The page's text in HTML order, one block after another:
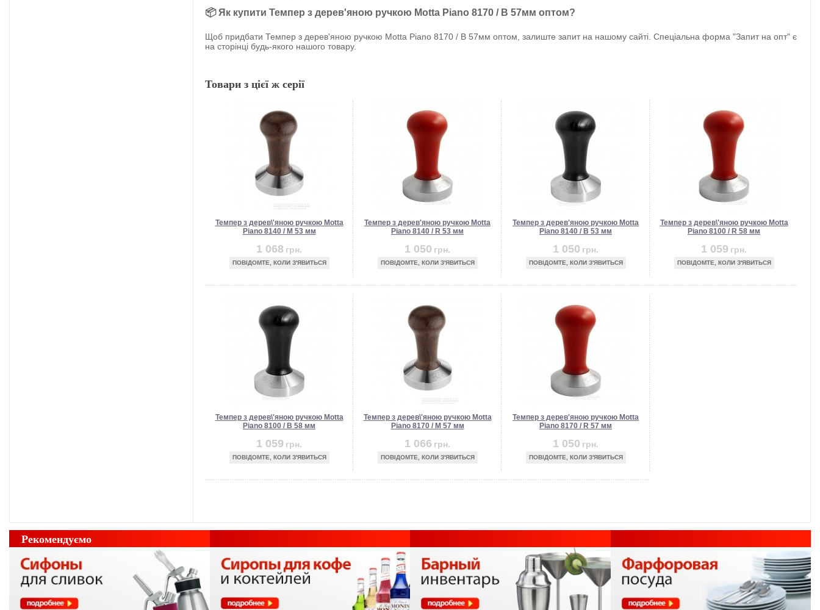
📦 Як купити Темпер з дерев'яною ручкою Motta Piano 8170 / B 57мм оптом?
Щоб придбати Темпер з дерев'яною ручкою Motta Piano 8170 / B 57мм оптом, залиште запит на нашому сайті. Спеціальна форма "Запит на опт" є
на сторінці будь-якого нашого товару.
Товари з цієї ж серії
Темпер з дерев\'яною ручкою Motta
Piano 8140 / M 53 мм
1 068 грн.
ПОВІДОМТЕ, КОЛИ З'ЯВИТЬСЯ
Темпер з дерев'яною ручкою Motta
Piano 8140 / R 53 мм
1 050 грн.
ПОВІДОМТЕ, КОЛИ З'ЯВИТЬСЯ
Темпер з дерев'яною ручкою Motta
Piano 8140 / B 53 мм
1 050 грн.
ПОВІДОМТЕ, КОЛИ З'ЯВИТЬСЯ
Темпер з дерев\'яною ручкою Motta
Piano 8100 / R 58 мм
1 059 грн.
ПОВІДОМТЕ, КОЛИ З'ЯВИТЬСЯ
Темпер з дерев\'яною ручкою Motta
Piano 8100 / B 58 мм
1 059 грн.
ПОВІДОМТЕ, КОЛИ З'ЯВИТЬСЯ
Темпер з дерев\'яною ручкою Motta
Piano 8170 / M 57 мм
1 066 грн.
ПОВІДОМТЕ, КОЛИ З'ЯВИТЬСЯ
Темпер з дерев'яною ручкою Motta
Piano 8170 / R 57 мм
1 050 грн.
ПОВІДОМТЕ, КОЛИ З'ЯВИТЬСЯ
Рекомендуємо